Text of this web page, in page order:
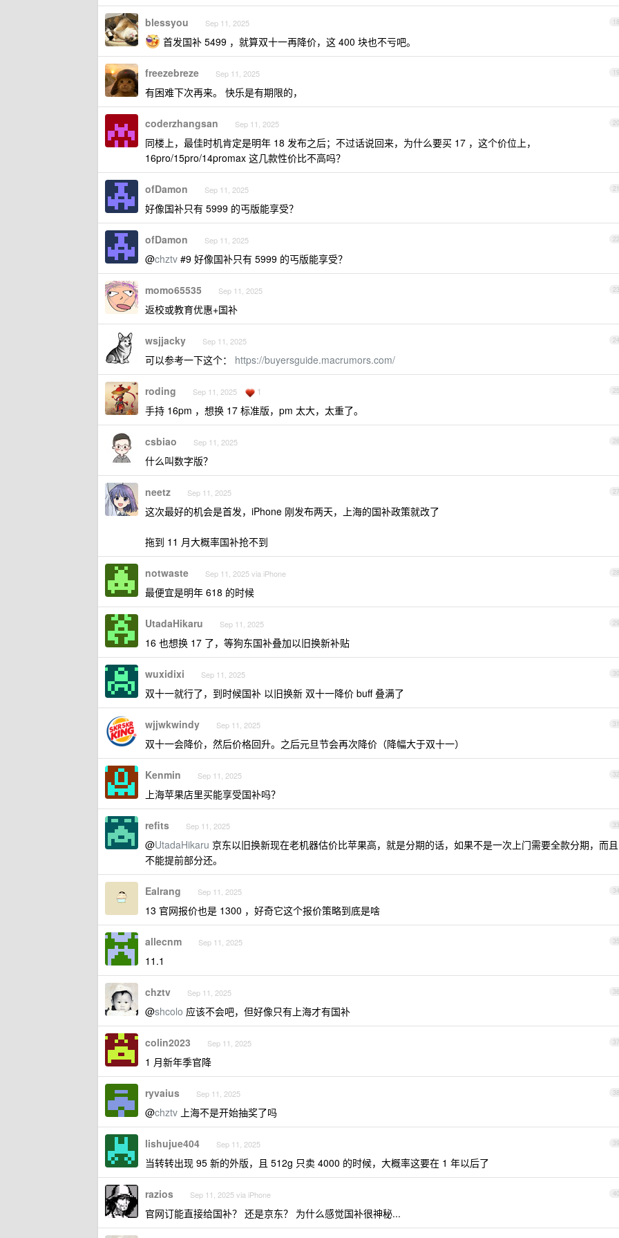
18
blessyou Sep 11, 2025
首发国补 5499 ，就算双十一再降价，这 400 块也不亏吧。
19
freezebreze Sep 11, 2025
有困难下次再来。 快乐是有期限的，
20
coderzhangsan Sep 11, 2025
同楼上，最佳时机肯定是明年 18 发布之后；不过话说回来，为什么要买 17 ，这个价位上，
16pro/15pro/14promax 这几款性价比不高吗？
21
ofDamon Sep 11, 2025
好像国补只有 5999 的丐版能享受？
22
ofDamon Sep 11, 2025
@chztv #9 好像国补只有 5999 的丐版能享受？
23
momo65535 Sep 11, 2025
返校或教育优惠+国补
24
wsjjacky Sep 11, 2025
可以参考一下这个： https://buyersguide.macrumors.com/
25
roding Sep 11, 2025 1
手持 16pm ，想换 17 标准版，pm 太大，太重了。
26
csbiao Sep 11, 2025
什么叫数字版？
27
neetz Sep 11, 2025
这次最好的机会是首发，iPhone 刚发布两天，上海的国补政策就改了
拖到 11 月大概率国补抢不到
28
notwaste Sep 11, 2025 via iPhone
最便宜是明年 618 的时候
29
UtadaHikaru Sep 11, 2025
16 也想换 17 了，等狗东国补叠加以旧换新补贴
30
wuxidixi Sep 11, 2025
双十一就行了，到时候国补 以旧换新 双十一降价 buff 叠满了
31
wjjwkwindy Sep 11, 2025
双十一会降价，然后价格回升。之后元旦节会再次降价（降幅大于双十一）
32
Kenmin Sep 11, 2025
上海苹果店里买能享受国补吗？
33
refits Sep 11, 2025
@UtadaHikaru 京东以旧换新现在老机器估价比苹果高，就是分期的话，如果不是一次上门需要全款分期，而且
不能提前部分还。
34
Ealrang Sep 11, 2025
13 官网报价也是 1300 ，好奇它这个报价策略到底是啥
35
allecnm Sep 11, 2025
11.1
36
chztv Sep 11, 2025
@shcolo 应该不会吧，但好像只有上海才有国补
37
colin2023 Sep 11, 2025
1 月新年季官降
38
ryvaius Sep 11, 2025
@chztv 上海不是开始抽奖了吗
39
lishujue404 Sep 11, 2025
当转转出现 95 新的外版，且 512g 只卖 4000 的时候，大概率这要在 1 年以后了
40
razios Sep 11, 2025 via iPhone
官网订能直接给国补？ 还是京东？ 为什么感觉国补很神秘...